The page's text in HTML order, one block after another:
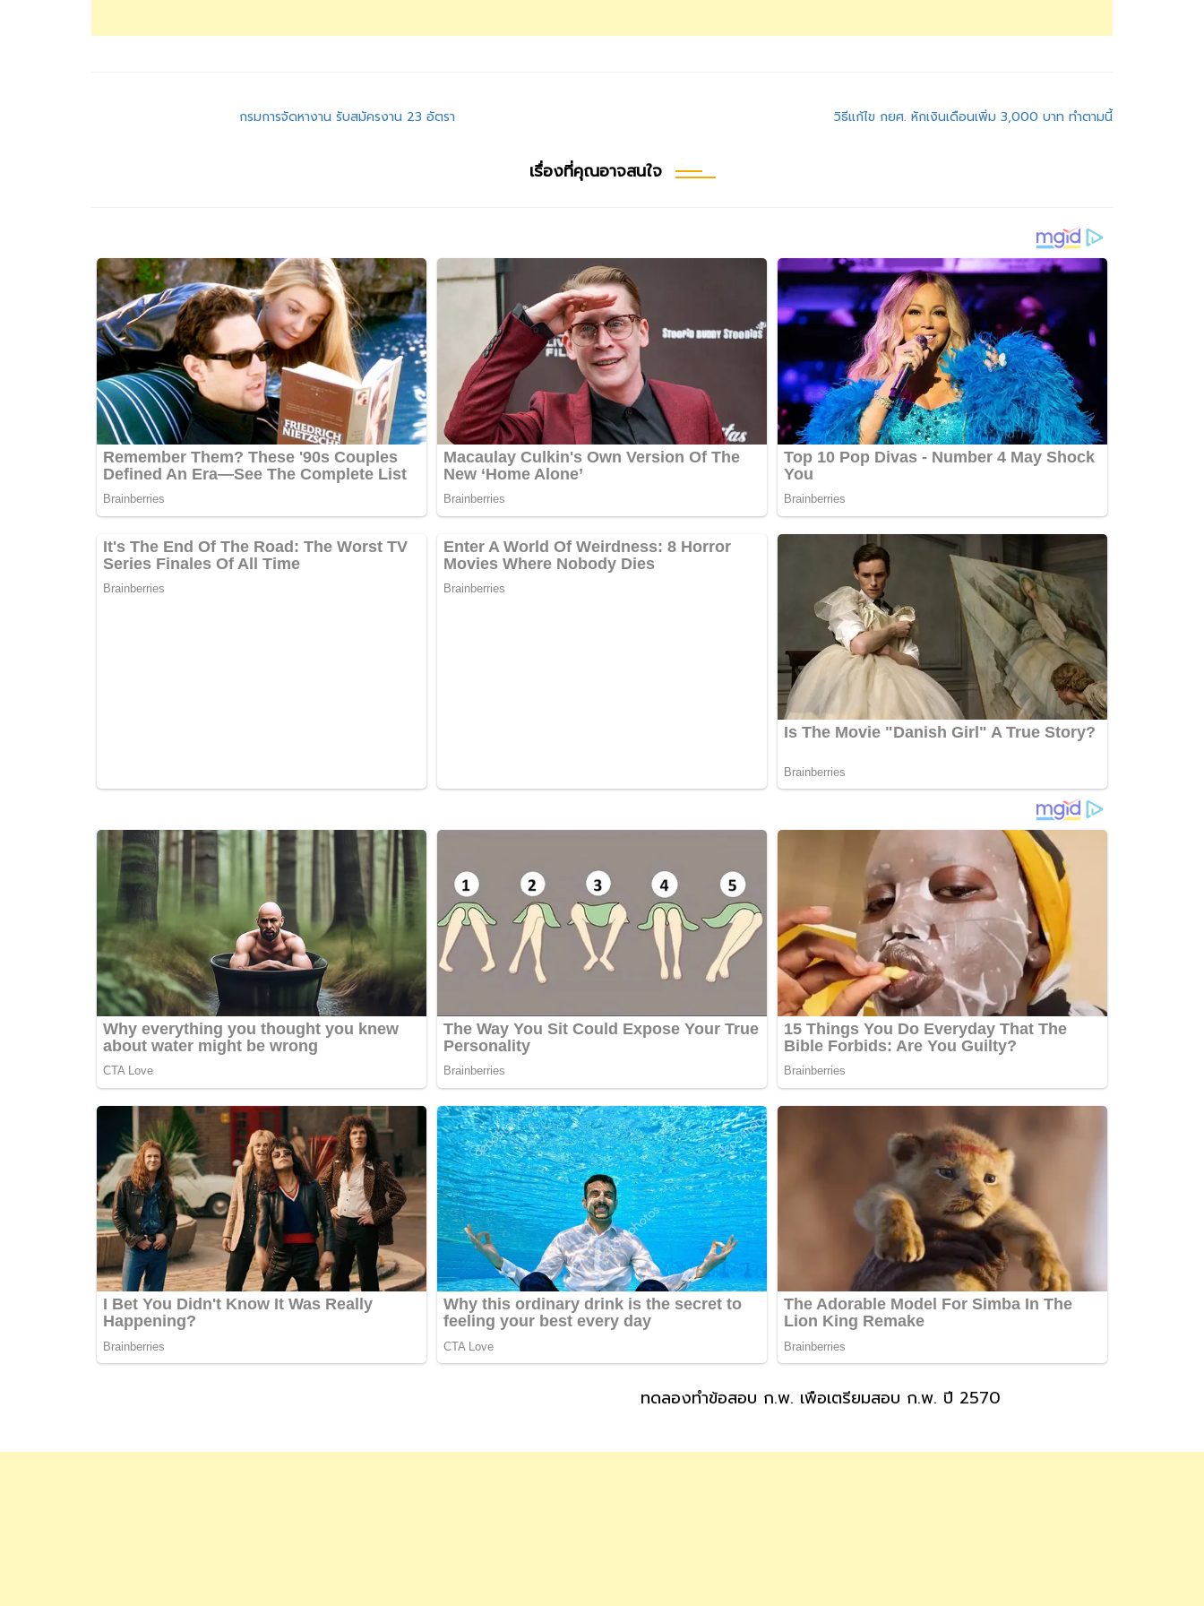
กรมการจัดหางาน รับสมัครงาน 23 อัตรา วิธีแก้ไข กยศ. หักเงินเดือนเพิ่ม 3,000 บาท ทำตามนี้
เรื่องที่คุณอาจสนใจ
ทดลองทำข้อสอบ ก.พ. เพื่อเตรียมสอบ ก.พ. ปี 2570